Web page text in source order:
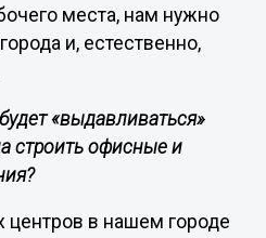
места, нам нужно
и, естественно,
«выдавливаться»
строить офисные и
в нашем городе